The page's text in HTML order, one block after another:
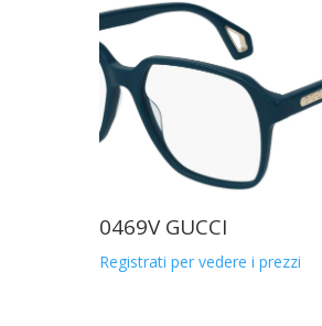
0469V GUCCI
Registrati per vedere i prezzi